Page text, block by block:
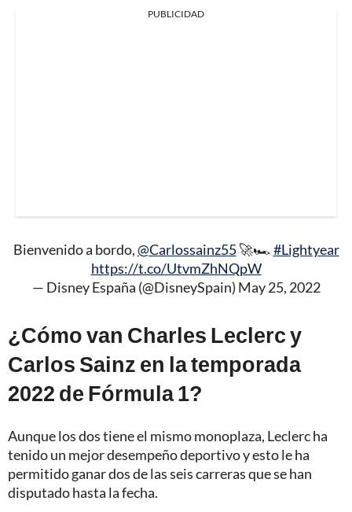
PUBLICIDAD
Bienvenido a bordo,@Carlossainz55🚀🏎️#Lightyear
https://t.co/UtvmZhNQpW
— Disney España (@DisneySpain) May 25, 2022
¿Cómo van Charles Leclerc y
Carlos Sainz en la temporada
2022 de Fórmula 1?
Aunque los dos tiene el mismo monoplaza, Leclerc ha
tenido un mejor desempeño deportivo y esto le ha
permitido ganar dos de las seis carreras que se han
disputado hasta la fecha.